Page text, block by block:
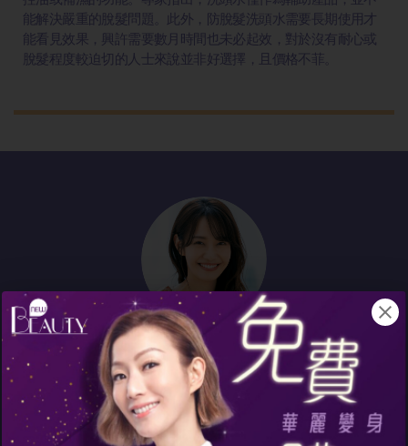
能解決嚴重的脫髮問題。此外，防脫髮洗頭水需要長期使用才
能看見效果，興許需要數月時間也未必起效，對於沒有耐心或
脫髮程度較迫切的人士來說並非好選擇，且價格不菲。
「屋企成堆防脫髮洗頭水根本無
用，浪費錢！早知就拎錢去做激光
生髮療程！」